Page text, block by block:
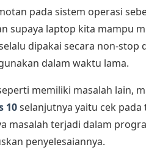
pada sistem operasi
supaya laptop kita mampu
dipakai secara non-stop
dalam waktu lama.
memiliki masalah lain,
10selanjutnya yaitu cek
masalah terjadi dalam
penyelesaiannya.